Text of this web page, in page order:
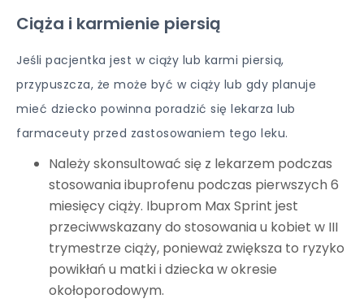
Ciąża i karmienie piersią
Jeśli pacjentka jest w ciąży lub karmi piersią,
przypuszcza, że może być w ciąży lub gdy planuje
mieć dziecko powinna poradzić się lekarza lub
farmaceuty przed zastosowaniem tego leku.
Należy skonsultować się z lekarzem podczas
stosowania ibuprofenu podczas pierwszych 6
miesięcy ciąży. Ibuprom Max Sprint jest
przeciwwskazany do stosowania u kobiet w III
trymestrze ciąży, ponieważ zwiększa to ryzyko
powikłań u matki i dziecka w okresie
okołoporodowym.